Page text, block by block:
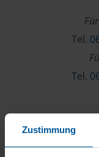
Zustimmung
Tel.
Tel.